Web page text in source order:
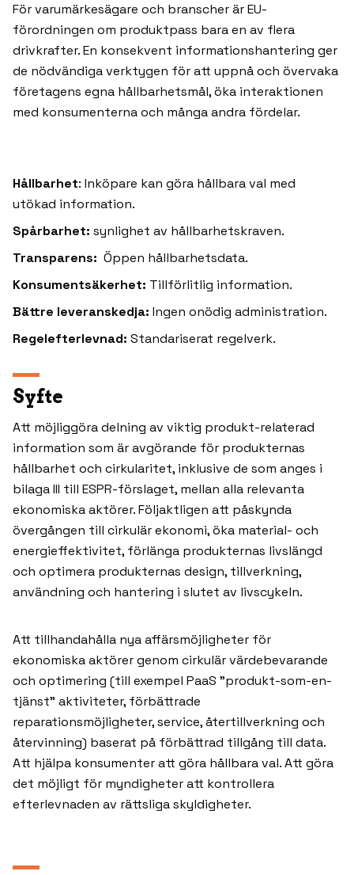
För varumärkesägare och branscher är EU-
förordningen om produktpass bara en av flera
drivkrafter. En konsekvent informationshantering ger
de nödvändiga verktygen för att uppnå och övervaka
företagens egna hållbarhetsmål, öka interaktionen
med konsumenterna och många andra fördelar.
Hållbarhet: Inköpare kan göra hållbara val med
utökad information.
Spårbarhet: synlighet av hållbarhetskraven.
Transparens: Öppen hållbarhetsdata.
Konsumentsäkerhet: Tillförlitlig information.
Bättre leveranskedja: Ingen onödig administration.
Regelefterlevnad: Standariserat regelverk.
Syfte
Att möjliggöra delning av viktig produkt-relaterad
information som är avgörande för produkternas
hållbarhet och cirkularitet, inklusive de som anges i
bilaga III till ESPR-förslaget, mellan alla relevanta
ekonomiska aktörer. Följaktligen att påskynda
övergången till cirkulär ekonomi, öka material- och
energieffektivitet, förlänga produkternas livslängd
och optimera produkternas design, tillverkning,
användning och hantering i slutet av livscykeln.
Att tillhandahålla nya affärsmöjligheter för
ekonomiska aktörer genom cirkulär värdebevarande
och optimering (till exempel PaaS "produkt-som-en-
tjänst" aktiviteter, förbättrade
reparationsmöjligheter, service, återtillverkning och
återvinning) baserat på förbättrad tillgång till data.
Att hjälpa konsumenter att göra hållbara val. Att göra
det möjligt för myndigheter att kontrollera
efterlevnaden av rättsliga skyldigheter.